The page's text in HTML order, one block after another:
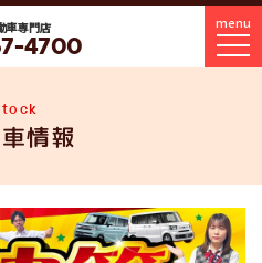
車専門店
4700
menu
情報